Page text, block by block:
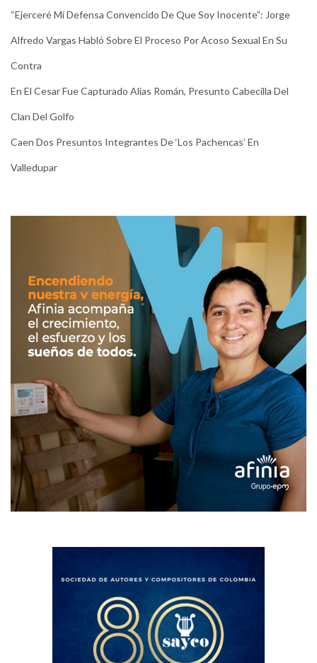
“Ejerceré Mi Defensa Convencido De Que Soy Inocente”: Jorge
Alfredo Vargas Habló Sobre El Proceso Por Acoso Sexual En Su
Contra
En El Cesar Fue Capturado Alias Román, Presunto Cabecilla Del
Clan Del Golfo
Caen Dos Presuntos Integrantes De ‘Los Pachencas’ En
Valledupar